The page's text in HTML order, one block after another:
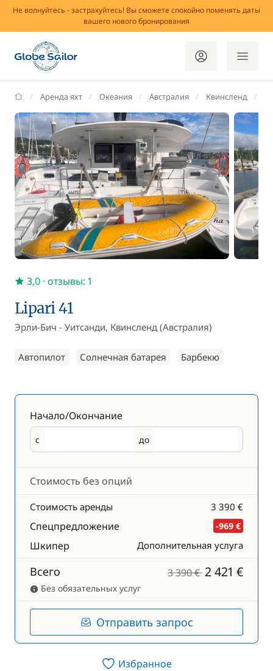
Не волнуйтесь - застрахуйтесь! Вы сможете спокойно поменять даты
вашего нового бронирования
GlobeSailor
Аренда яхт Океания Австралия Квинсленд
Lipari 41
Эрли-Бич - Уитсанди, Квинсленд (Австралия)
Автопилот Солнечная батарея Барбекю
3,0 · отзывы: 1
Начало/Окончание
с
Начало до
Окончание
Стоимость без опций
Стоимость аренды 3 390 €
Спецпредложение -969 €
Шкипер Дополнительная услуга
Всего 3 390 €2 421 €
Без обязательных услуг
Отправить запрос
Избранное